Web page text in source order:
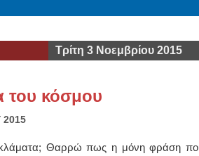
Τρίτη 3 Νοεμβρίου 2015
του κόσμου
κλάματα; Θαρρώ πως η μόνη φράση που